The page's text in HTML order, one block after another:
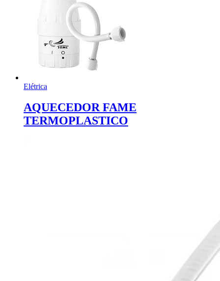
Elétrica
AQUECEDOR FAME
TERMOPLASTICO